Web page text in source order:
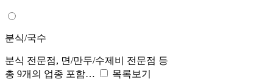
분식/국수
분식 전문점, 면/만두/수제비 전문점 등
총 9개의 업종 포함…
목록보기